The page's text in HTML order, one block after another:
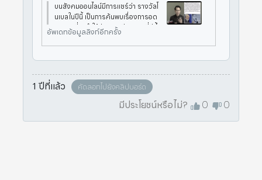
บนสังคมออนไลน์มีการแชร์ว่า รางวัลโ
นเบลในปีนี้ เป็นการค้นพบเรื่องการอด
อาหาร ที่จะทำให้ร่างกายมีสุขภาพที่ดีขึ้
นเรื่องนี้จริงหรือไม่ ติดตามจากศูนย์ชั
วร์ก่อนแชร์ คลิกชม 1.สารคดีเฉลิมพร
ะเกียรติ ► https://
อัพเดทข้อมูลลิงก์อีกครั้ง
1 ปีที่แล้ว คัดลอกไปยังคลิปบอร์ด
มีประโยชน์หรือไม่? 0 0